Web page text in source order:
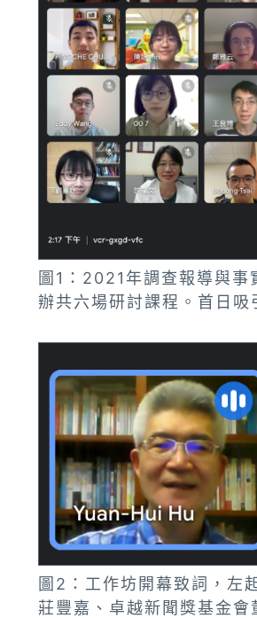
圖1：2021年調查報導與
辦共六場研討課程。首日吸
圖2：工作坊開幕致詞，左
莊豐嘉、卓越新聞獎基金會